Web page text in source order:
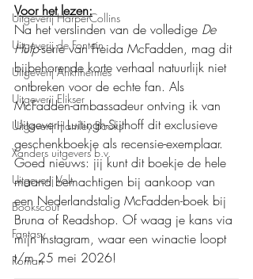
Uitgeverij HarperCollins
Uitgeverij de Fontein
Uitgeverij Ankhhermes
Uitgeverij Elikser
Uitgeverij Hamley Books
Xanders uitgevers b.v.
Uitgeverij Volt
Bookscout
Fantasy
Roman
Voor het lezen:
Na het verslinden van de volledige De
Hulp-serie van Freida McFadden, mag dit
bijbehorende korte verhaal natuurlijk niet
ontbreken voor de echte fan. Als
McFadden-ambassadeur ontving ik van
Uitgeverij Luitingh-Sijthoff dit exclusieve
geschenkboekje als recensie-exemplaar.
Goed nieuws: jij kunt dit boekje de hele
maand bemachtigen bij aankoop van
een Nederlandstalig McFadden-boek bij
Bruna of Readshop. Of waag je kans via
mijn Instagram, waar een winactie loopt
t/m 25 mei 2026!